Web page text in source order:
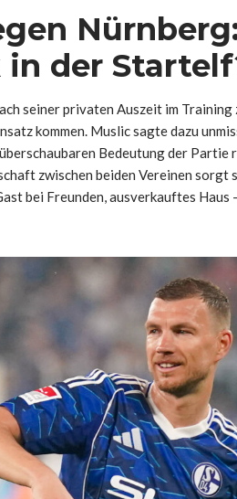
in der
seiner privaten Auszeit im Training
kommen. Muslic sagte dazu
Bedeutung der Partie
zwischen beiden Vereinen sorgt
bei Freunden, ausverkauftes